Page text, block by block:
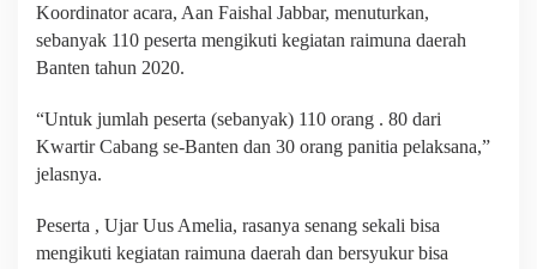
Koordinator acara, Aan Faishal Jabbar, menuturkan,
sebanyak 110 peserta mengikuti kegiatan raimuna daerah
Banten tahun 2020.
“Untuk jumlah peserta (sebanyak) 110 orang . 80 dari
Kwartir Cabang se-Banten dan 30 orang panitia pelaksana,”
jelasnya.
Peserta , Ujar Uus Amelia, rasanya senang sekali bisa
mengikuti kegiatan raimuna daerah dan bersyukur bisa